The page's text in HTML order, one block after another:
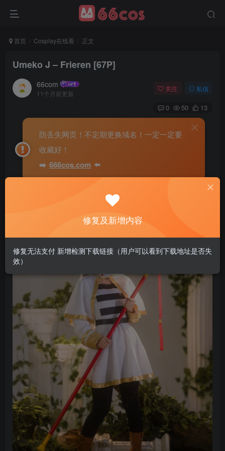
首页 Cosplay在线看 正文
Umeko J – Frieren [67P]
66com
11个月前更新
关注 私信
0 50 13
防丢失网页！不定期更换域名！一定一定要
收藏好！
➡️ 666cos.com ⬅️
修复及新增内容
修复无法支付 新增检测下载链接（用户可以看到下载地址是否失
效）